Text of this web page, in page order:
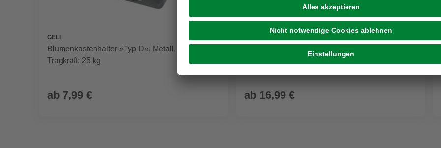
GELI
Blumenkastenhalter »Typ D«, Metall, Max
Tragkraft: 25 kg
ab 7,99 € ab 16,99 €